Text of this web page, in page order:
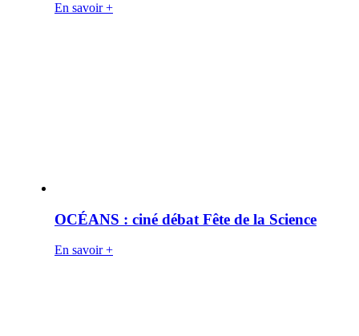
En savoir +
OCÉANS : ciné débat Fête de la Science
En savoir +